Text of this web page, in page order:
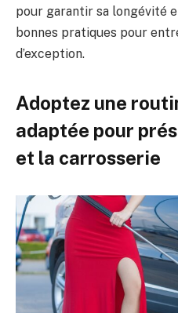
pour garantir sa longévité
bonnes pratiques pour
d’exception.
Adoptez une
adaptée pour
et la carrosserie